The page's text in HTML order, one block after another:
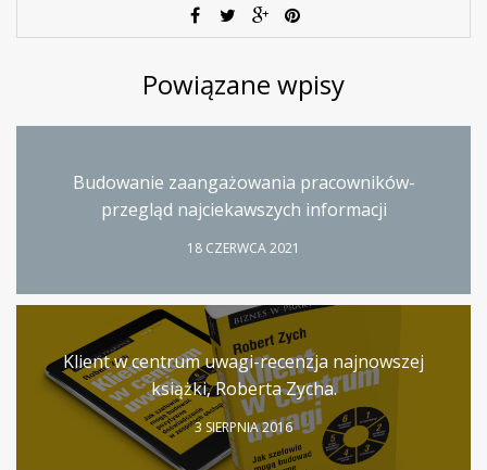
Powiązane wpisy
Budowanie zaangażowania pracowników-
przegląd najciekawszych informacji
18 CZERWCA 2021
Klient w centrum uwagi-recenzja najnowszej
książki, Roberta Zycha.
3 SIERPNIA 2016